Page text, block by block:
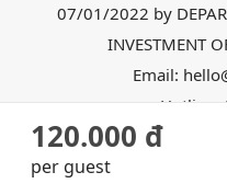
07/01/2022 by
INVESTMENT
Email:
Hotline:
Copyright @ 2026
120.000 đ
per guest